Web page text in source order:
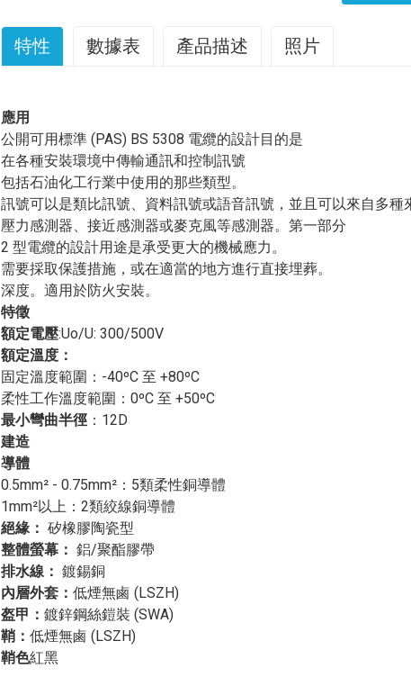
特性 數據表 產品描述 照片
應用
公開可用標準 (PAS) BS 5308 電纜的設計目的是
在各種安裝環境中傳輸通訊和控制訊號
包括石油化工行業中使用的那些類型。
訊號可以是類比訊號、資料訊號或語音訊號，並且可以來自多種
壓力感測器、接近感測器或麥克風等感測器。第一部分
2 型電纜的設計用途是承受更大的機械應力。
需要採取保護措施，或在適當的地方進行直接埋葬。
深度。適用於防火安裝。
特徵
額定電壓:Uo/U: 300/500V
額定溫度：
固定溫度範圍：-40ºC 至 +80ºC
柔性工作溫度範圍：0ºC 至 +50ºC
最小彎曲半徑 ： 12D
建造
導體
0.5mm² - 0.75mm²：5類柔性銅導體
1mm²以上：2類絞線銅導體
絕緣 ： 矽橡膠陶瓷型
整體螢幕 ： 鋁/聚酯膠帶
排水線： 鍍錫銅
內層外套： 低煙無鹵 (LSZH)
盔甲： 鍍鋅鋼絲鎧裝 (SWA)
鞘： 低煙無鹵 (LSZH)
鞘色紅黑